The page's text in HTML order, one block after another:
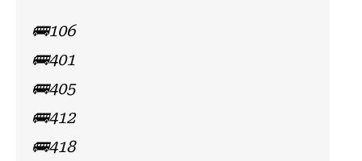
🚌106
🚌401
🚌405
🚌412
🚌418